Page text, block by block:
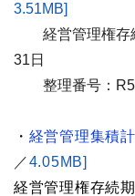
3.51MB]
経営管理権存
31日
整理番号：R
・ 経営管理集積
／4.05MB]
経営管理権存続